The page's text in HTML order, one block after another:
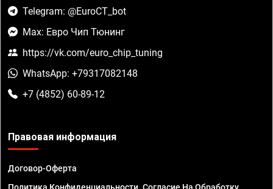
Telegram: @EuroCT_bot
Max: Евро Чип Тюнинг
https://vk.com/euro_chip_tuning
WhatsApp: +79317082148
+7 (4852) 60-89-12
Правовая информация
Договор-Оферта